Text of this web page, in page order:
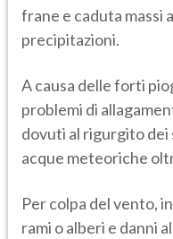
frane e caduta massi
precipitazioni.
A causa delle forti
problemi di
dovuti al rigurgito dei
acque meteoriche
Per colpa del vento,
rami o alberi e danni